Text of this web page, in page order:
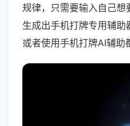
规律，只需要输入自己想
生成出手机打牌专用辅
或者使用手机打牌AI辅助